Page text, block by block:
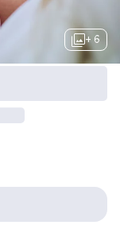
+ 6